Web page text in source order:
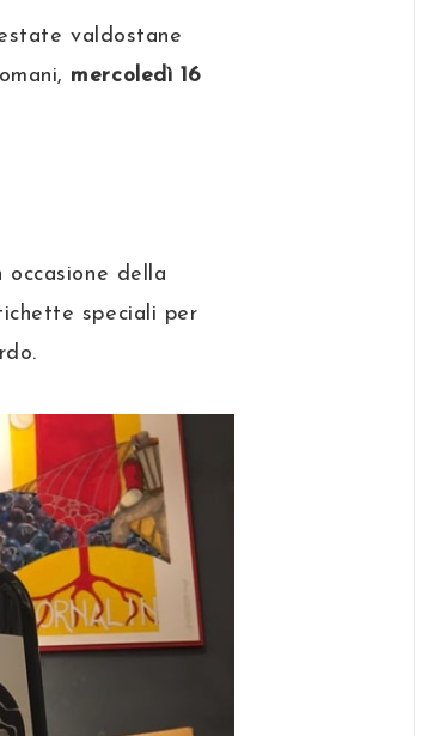
valdostane
mercoledì 16
occasione della
speciali per